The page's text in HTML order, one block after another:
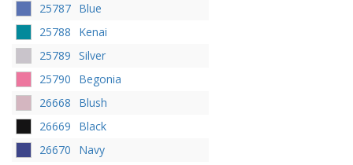
25787 Blue
25788
Kenai
25789 Silver
25790
Begonia
26668
Blush
26669
Black
26670
Navy